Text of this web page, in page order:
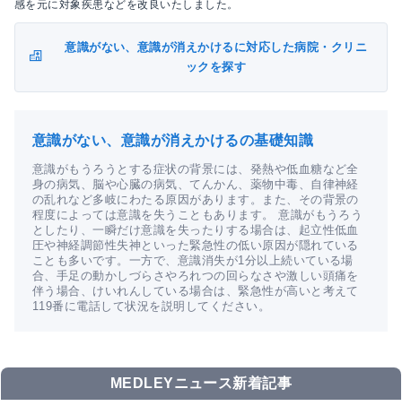
感を元に対象疾患などを改良いたしました。
意識がない、意識が消えかけるに対応した病院・クリニ
ックを探す
意識がない、意識が消えかけるの基礎知識
意識がもうろうとする症状の背景には、発熱や低血糖など全
身の病気、脳や心臓の病気、てんかん、薬物中毒、自律神経
の乱れなど多岐にわたる原因があります。また、その背景の
程度によっては意識を失うこともあります。 意識がもうろう
としたり、一瞬だけ意識を失ったりする場合は、起立性低血
圧や神経調節性失神といった緊急性の低い原因が隠れている
ことも多いです。一方で、意識消失が1分以上続いている場
合、手足の動かしづらさやろれつの回らなさや激しい頭痛を
伴う場合、けいれんしている場合は、緊急性が高いと考えて
119番に電話して状況を説明してください。
MEDLEYニュース新着記事